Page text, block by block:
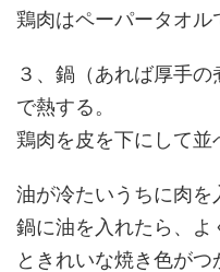
鶏肉はペーパータオル
３、鍋（あれば厚手
で熱する。
鶏肉を皮を下にして並
油が冷たいうちに肉を
鍋に油を入れたら、
ときれいな焼き色がつ